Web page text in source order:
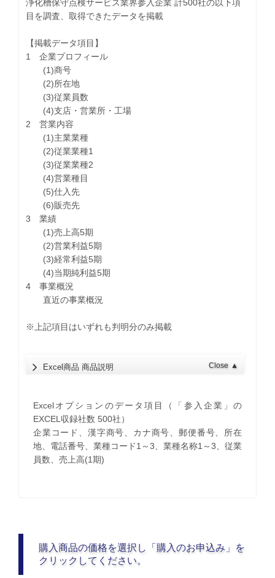
浄化槽保守点検サービス業界参入企業 計500社の以下項
目を調査、取得できたデータを掲載
【掲載データ項目】
1 企業プロフィール
(1)商号
(2)所在地
(3)従業員数
(4)支店・営業所・工場
2 営業内容
(1)主業業種
(2)従業業種1
(3)従業業種2
(4)営業種目
(5)仕入先
(6)販売先
3 業績
(1)売上高5期
(2)営業利益5期
(3)経常利益5期
(4)当期純利益5期
4 事業概況
直近の事業概況
※上記項目はいずれも判明分のみ掲載
Excel商品 商品説明 Close ▲
Excelオプションのデータ項目（「参入企業」の
EXCEL収録社数 500社）
企業コード、漢字商号、カナ商号、郵便番号、所在
地、電話番号、業種コード1～3、業種名称1～3、従業
員数、売上高(1期)
購入商品の価格を選択し「購入のお申込み」を
クリックしてください。